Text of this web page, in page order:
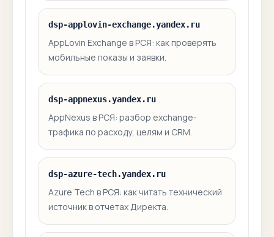
dsp-applovin-exchange.yandex.ru
AppLovin Exchange в РСЯ: как проверять
мобильные показы и заявки.
dsp-appnexus.yandex.ru
AppNexus в РСЯ: разбор exchange-
трафика по расходу, целям и CRM.
dsp-azure-tech.yandex.ru
Azure Tech в РСЯ: как читать технический
источник в отчетах Директа.